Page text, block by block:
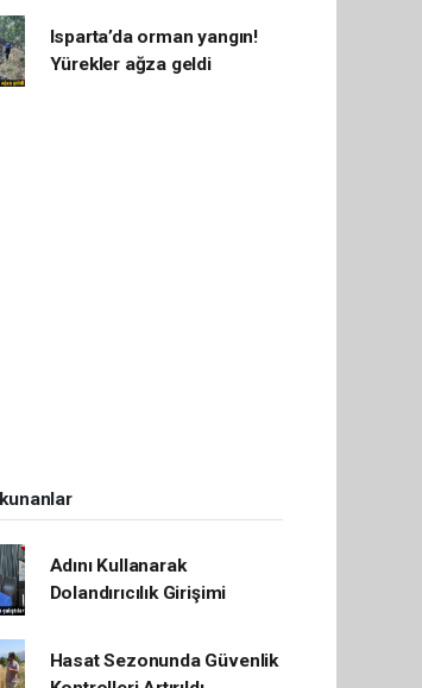
Isparta’da orman yangın!
Yürekler ağza geldi
Adını Kullanarak
Dolandırıcılık Girişimi
Hasat Sezonunda Güvenlik